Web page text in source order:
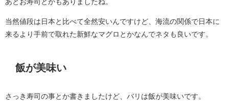
あとお寿司とかもありましたね。
当然値段は日本と比べて全然安いんですけど、海流の関係で日本に
来るより手前で取れた新鮮なマグロとかなんでネタも良いです。
飯が美味い
さっき寿司の事とか書きましたけど、バリは飯が美味いです。